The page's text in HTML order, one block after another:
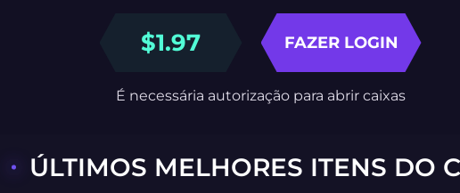
$1.97 FAZER LOGIN
É necessária autorização para abrir caixas
ÚLTIMOS MELHORES ITENS DO